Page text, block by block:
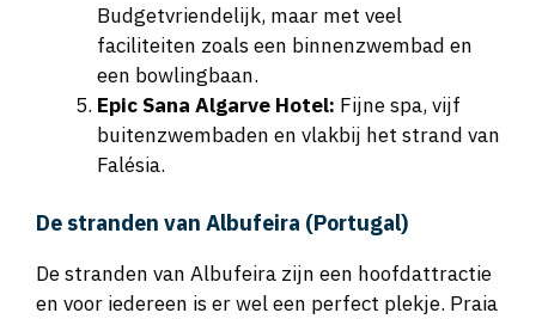
Budgetvriendelijk, maar met veel
faciliteiten zoals een binnenzwembad en
een bowlingbaan.
Epic Sana Algarve Hotel: Fijne spa, vijf
buitenzwembaden en vlakbij het strand van
Falésia.
De stranden van Albufeira (Portugal)
De stranden van Albufeira zijn een hoofdattractie
en voor iedereen is er wel een perfect plekje. Praia